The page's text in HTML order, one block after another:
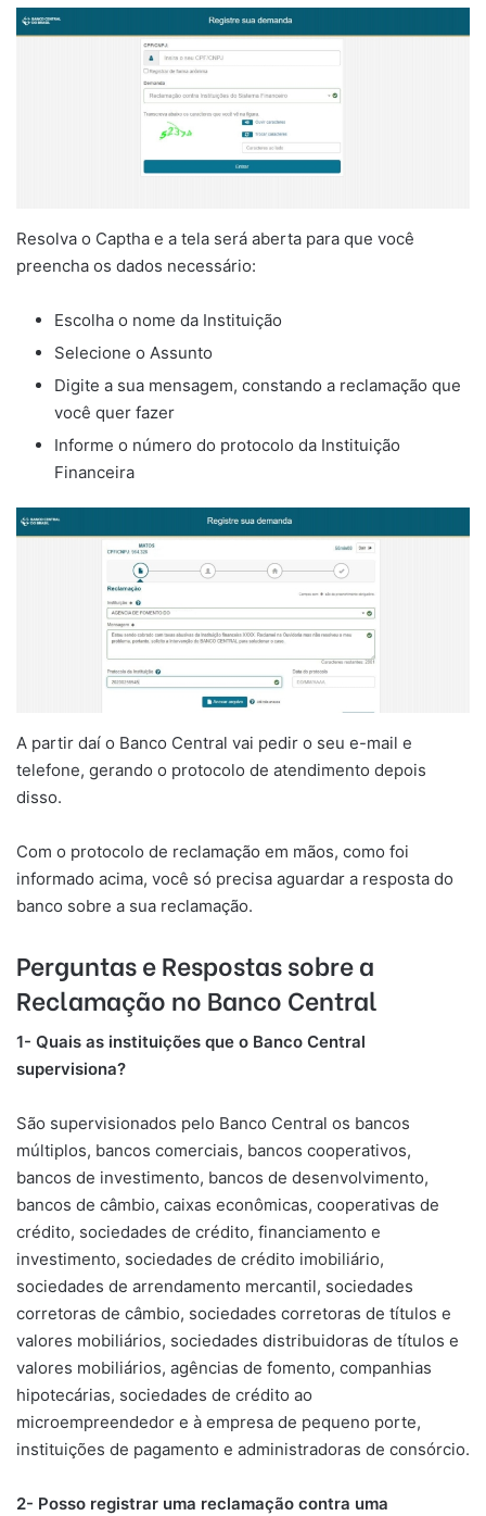
Resolva o Captha e a tela será aberta para que você
preencha os dados necessário:
Escolha o nome da Instituição
Selecione o Assunto
Digite a sua mensagem, constando a reclamação que
você quer fazer
Informe o número do protocolo da Instituição
Financeira
A partir daí o Banco Central vai pedir o seu e-mail e
telefone, gerando o protocolo de atendimento depois
disso.
Com o protocolo de reclamação em mãos, como foi
informado acima, você só precisa aguardar a resposta do
banco sobre a sua reclamação.
Perguntas e Respostas sobre a
Reclamação no Banco Central
1- Quais as instituições que o Banco Central
supervisiona?
​São supervisionados pelo Banco Central os bancos
múltiplos, bancos comerciais, bancos cooperativos,
bancos de investimento, bancos de desenvolvimento,
bancos de câmbio, caixas econômicas, cooperativas de
crédito, sociedades de crédito, financiamento e
investimento, sociedades de crédito imobiliário,
sociedades de arrendamento mercantil, sociedades
corretoras de câmbio, sociedades corretoras de títulos e
valores mobiliários, sociedades distribuidoras de títulos e
valores mobiliários, agências de fomento, companhias
hipotecárias, sociedades de crédito ao
microempreendedor e à empresa de pequeno porte,
instituições de pagamento e administradoras de consórcio.
2- Posso registrar uma reclamação contra uma